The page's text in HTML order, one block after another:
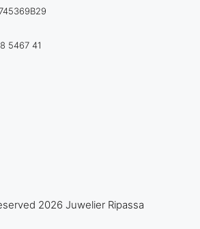
5467 41
2026 Juwelier Ripassa